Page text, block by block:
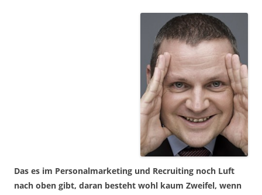
Das es im Personalmarketing und Recruiting noch Luft
nach oben gibt, daran besteht wohl kaum Zweifel, wenn